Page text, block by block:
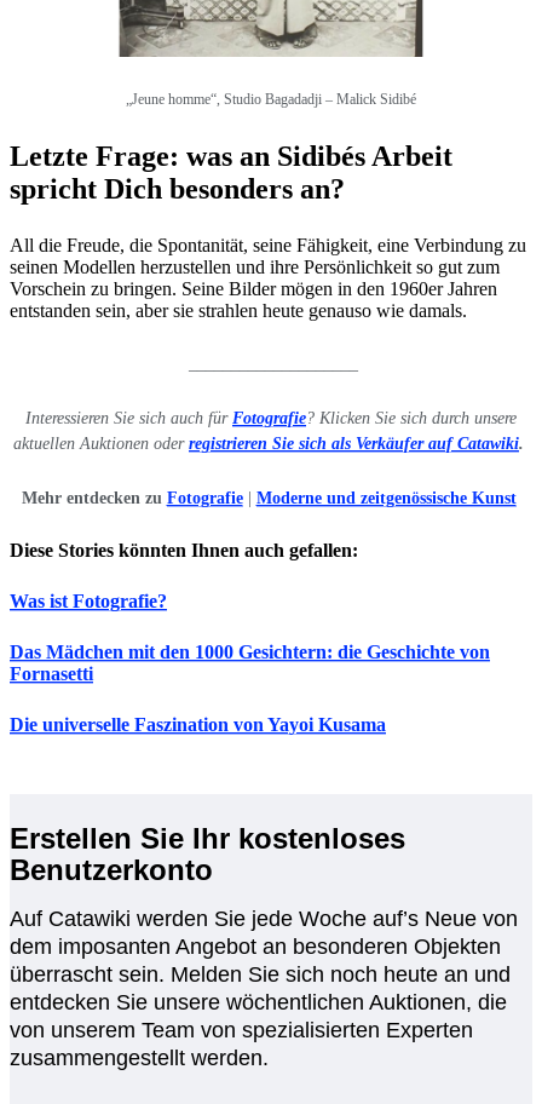
„Jeune homme“, Studio Bagadadji – Malick Sidibé
Letzte Frage: was an Sidibés Arbeit
spricht Dich besonders an?
All die Freude, die Spontanität, seine Fähigkeit, eine Verbindung zu
seinen Modellen herzustellen und ihre Persönlichkeit so gut zum
Vorschein zu bringen. Seine Bilder mögen in den 1960er Jahren
entstanden sein, aber sie strahlen heute genauso wie damals.
Interessieren Sie sich auch für Fotografie? Klicken Sie sich durch unsere
aktuellen Auktionen oder registrieren Sie sich als Verkäufer auf Catawiki.
Mehr entdecken zu Fotografie| Moderne und zeitgenössische Kunst
Diese Stories könnten Ihnen auch gefallen:
Was ist Fotografie?
Das Mädchen mit den 1000 Gesichtern: die Geschichte von
Fornasetti
Die universelle Faszination von Yayoi Kusama
Erstellen Sie Ihr kostenloses
Benutzerkonto
Auf Catawiki werden Sie jede Woche auf’s Neue von
dem imposanten Angebot an besonderen Objekten
überrascht sein. Melden Sie sich noch heute an und
entdecken Sie unsere wöchentlichen Auktionen, die
von unserem Team von spezialisierten Experten
zusammengestellt werden.